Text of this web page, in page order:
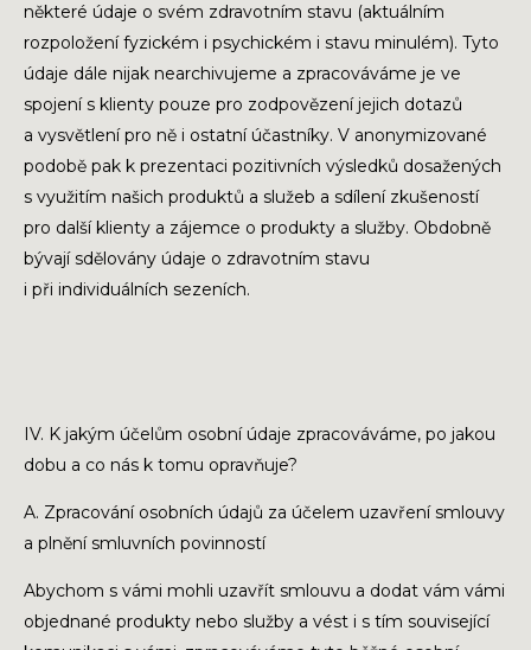
některé údaje o svém zdravotním stavu (aktuálním
rozpoložení fyzickém i psychickém i stavu minulém). Tyto
údaje dále nijak nearchivujeme a zpracováváme je ve
spojení s klienty pouze pro zodpovězení jejich dotazů
a vysvětlení pro ně i ostatní účastníky. V anonymizované
podobě pak k prezentaci pozitivních výsledků dosažených
s využitím našich produktů a služeb a sdílení zkušeností
pro další klienty a zájemce o produkty a služby. Obdobně
bývají sdělovány údaje o zdravotním stavu
i při individuálních sezeních.
IV. K jakým účelům osobní údaje zpracováváme, po jakou
dobu a co nás k tomu opravňuje?
A. Zpracování osobních údajů za účelem uzavření smlouvy
a plnění smluvních povinností
Abychom s vámi mohli uzavřít smlouvu a dodat vám vámi
objednané produkty nebo služby a vést i s tím související